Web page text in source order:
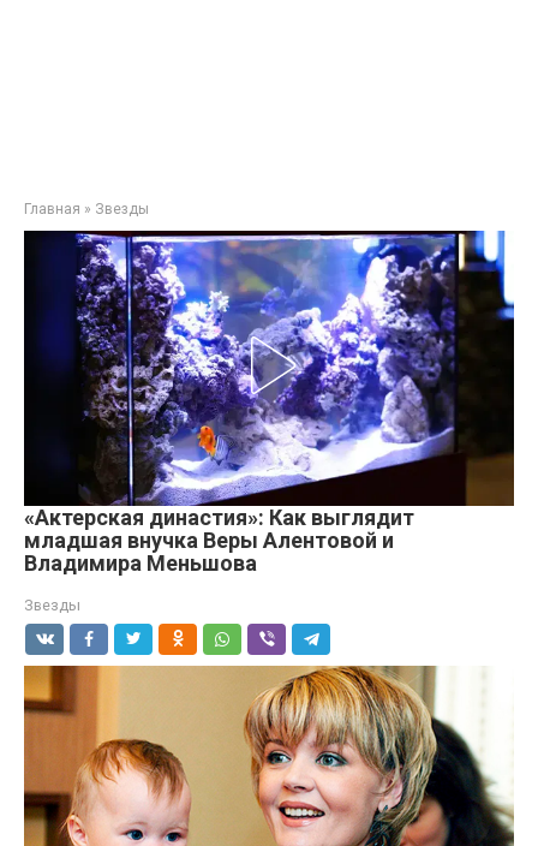
Главная » Звезды
«Актерская династия»: Как выглядит
младшая внучка Веры Алентовой и
Владимира Меньшова
Звезды